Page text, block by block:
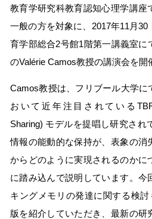
教育学研究科教育認知心理学講座
一般の方を対象に、2017年11月30
育学部総合2号館1階第一講義室に
のValérie Camos教授の講演会を開
Camos教授は、フリブール大学に
おいて近年注目されている
Sharing) モデルを提唱し研究され
情報の能動的な保持が、表象の消
からどのように実現されるのかに
に踏み込んで説明しています。今
キングメモリの発達に関する検
版を紹介していただき、最新の研